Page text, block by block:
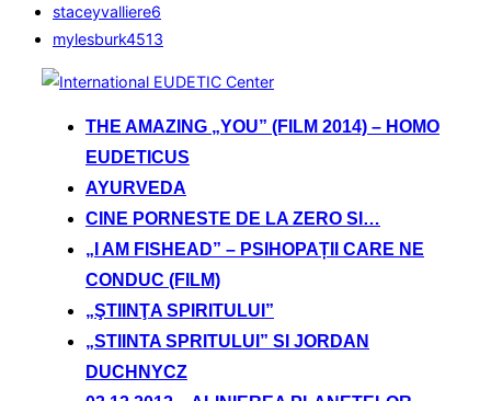
staceyvalliere6
mylesburk4513
THE AMAZING „YOU” (FILM 2014) – HOMO
EUDETICUS
AYURVEDA
CINE PORNESTE DE LA ZERO SI…
„I AM FISHEAD” – PSIHOPAȚII CARE NE
CONDUC (FILM)
„ŞTIINŢA SPIRITULUI”
„STIINTA SPRITULUI” SI JORDAN
DUCHNYCZ